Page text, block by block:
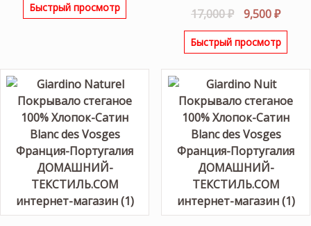
Быстрый просмотр 17,000₽
цена
составляла
9,500₽
цена:
9,500
Быстрый просмотр